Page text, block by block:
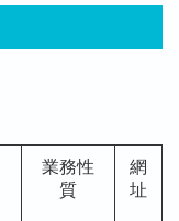
業務性
質
網
址